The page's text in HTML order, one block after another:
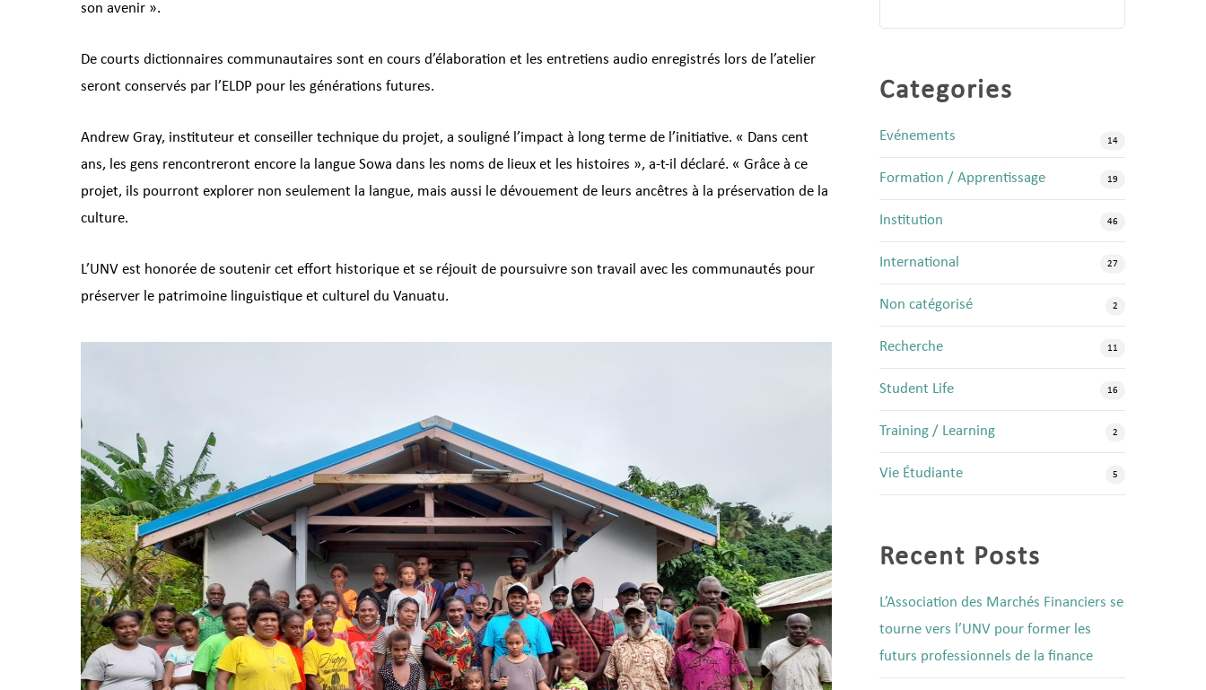
son avenir ».
De courts dictionnaires communautaires sont en cours d’élaboration et les entretiens audio enregistrés lors de l’atelier
seront conservés par l’ELDP pour les générations futures.
Andrew Gray, instituteur et conseiller technique du projet, a souligné l’impact à long terme de l’initiative. « Dans cent
ans, les gens rencontreront encore la langue Sowa dans les noms de lieux et les histoires », a-t-il déclaré. « Grâce à ce
projet, ils pourront explorer non seulement la langue, mais aussi le dévouement de leurs ancêtres à la préservation de la
culture.
L’UNV est honorée de soutenir cet effort historique et se réjouit de poursuivre son travail avec les communautés pour
préserver le patrimoine linguistique et culturel du Vanuatu.
Categories
Evénements 14
Formation / Apprentissage 19
Institution 46
International 27
Non catégorisé 2
Recherche 11
Student Life 16
Training / Learning 2
Vie Étudiante 5
Recent Posts
L’Association des Marchés Financiers se
tourne vers l’UNV pour former les
futurs professionnels de la finance